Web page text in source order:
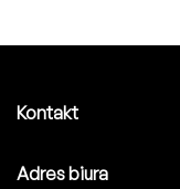
Kontakt
Adres biura